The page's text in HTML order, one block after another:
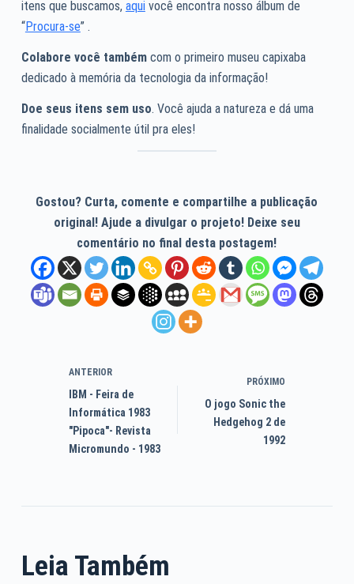
itens que buscamos, aquivocê encontra nosso álbum de
“Procura-se” .
Colabore você tambémcom o primeiro museu capixaba
dedicado à memória da tecnologia da informação!
Doe seus itens sem uso. Você ajuda a natureza e dá uma
finalidade socialmente útil pra eles!
Gostou? Curta, comente e compartilhe a publicação
original! Ajude a divulgar o projeto! Deixe seu
comentário no final desta postagem!
ANTERIOR
IBM - Feira de
Informática 1983
"Pipoca"- Revista
Micromundo - 1983
PRÓXIMO
O jogo Sonic the
Hedgehog 2 de
1992
Leia Também